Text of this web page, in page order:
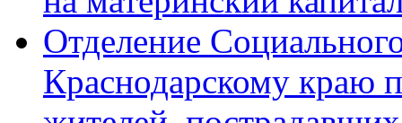
Отделение
Краснодарскому краю